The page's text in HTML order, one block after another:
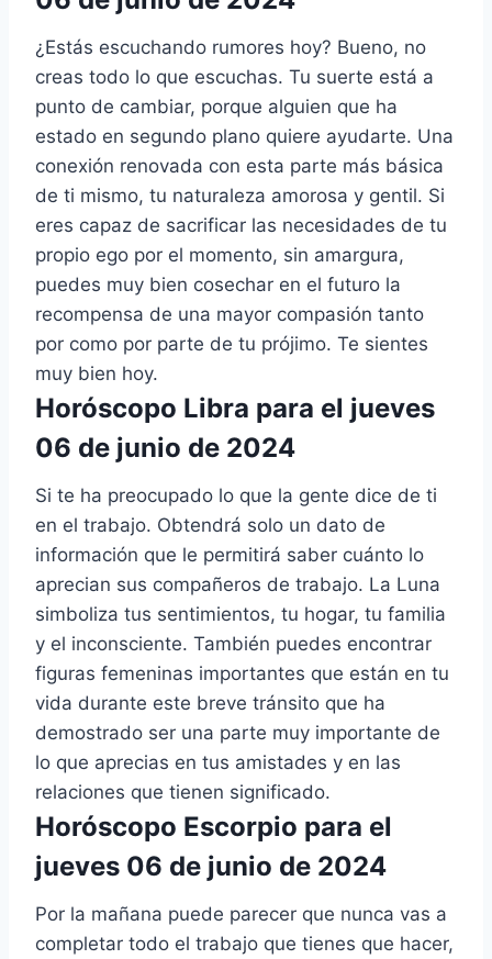
¿Estás escuchando rumores hoy? Bueno, no
creas todo lo que escuchas. Tu suerte está a
punto de cambiar, porque alguien que ha
estado en segundo plano quiere ayudarte. Una
conexión renovada con esta parte más básica
de ti mismo, tu naturaleza amorosa y gentil. Si
eres capaz de sacrificar las necesidades de tu
propio ego por el momento, sin amargura,
puedes muy bien cosechar en el futuro la
recompensa de una mayor compasión tanto
por como por parte de tu prójimo. Te sientes
muy bien hoy.
Horóscopo Libra para el jueves
06 de junio de 2024
Si te ha preocupado lo que la gente dice de ti
en el trabajo. Obtendrá solo un dato de
información que le permitirá saber cuánto lo
aprecian sus compañeros de trabajo. La Luna
simboliza tus sentimientos, tu hogar, tu familia
y el inconsciente. También puedes encontrar
figuras femeninas importantes que están en tu
vida durante este breve tránsito que ha
demostrado ser una parte muy importante de
lo que aprecias en tus amistades y en las
relaciones que tienen significado.
Horóscopo Escorpio para el
jueves 06 de junio de 2024
Por la mañana puede parecer que nunca vas a
completar todo el trabajo que tienes que hacer,